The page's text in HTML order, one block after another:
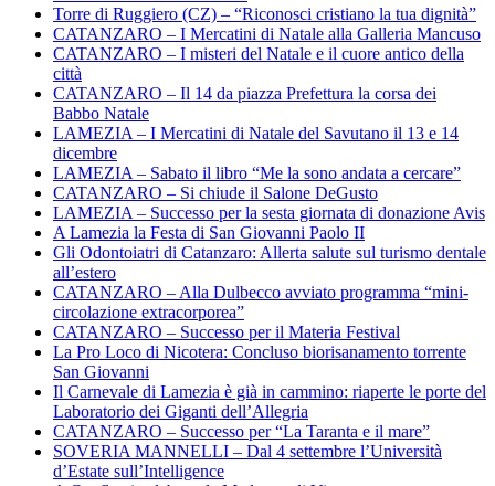
Torre di Ruggiero (CZ) – “Riconosci cristiano la tua dignità”
CATANZARO – I Mercatini di Natale alla Galleria Mancuso
CATANZARO – I misteri del Natale e il cuore antico della
città
CATANZARO – Il 14 da piazza Prefettura la corsa dei
Babbo Natale
LAMEZIA – I Mercatini di Natale del Savutano il 13 e 14
dicembre
LAMEZIA – Sabato il libro “Me la sono andata a cercare”
CATANZARO – Si chiude il Salone DeGusto
LAMEZIA – Successo per la sesta giornata di donazione Avis
A Lamezia la Festa di San Giovanni Paolo II
Gli Odontoiatri di Catanzaro: Allerta salute sul turismo dentale
all’estero
CATANZARO – Alla Dulbecco avviato programma “mini-
circolazione extracorporea”
CATANZARO – Successo per il Materia Festival
La Pro Loco di Nicotera: Concluso biorisanamento torrente
San Giovanni
Il Carnevale di Lamezia è già in cammino: riaperte le porte del
Laboratorio dei Giganti dell’Allegria
CATANZARO – Successo per “La Taranta e il mare”
SOVERIA MANNELLI – Dal 4 settembre l’Università
d’Estate sull’Intelligence